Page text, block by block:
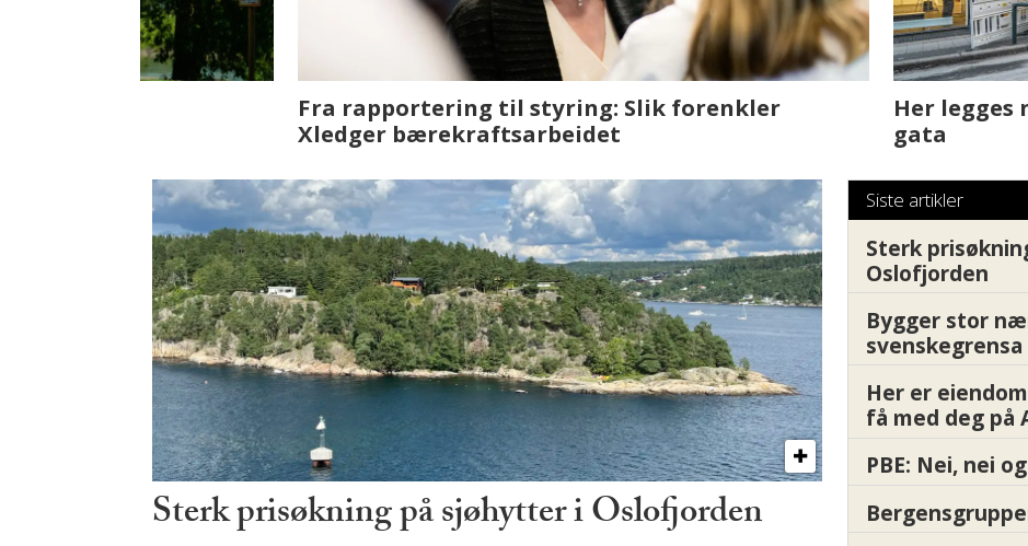
Fenistra endrer eiendomsbransjen med AI. Slik
ser vi på fremtiden
Det er i Drammen det
Sterk prisøkning på sjøhytter i Oslofjorden
Siste artikler
Sterk
Oslofjorden
Bygger stor
svenskegrensa
Her er
få med deg på
PBE: Nei, nei